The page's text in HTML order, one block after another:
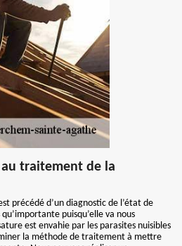
traitement de la
précédé d’un diagnostic de l’état de
puisqu’elle va nous
est envahie par les parasites nuisibles
la méthode de traitement à mettre